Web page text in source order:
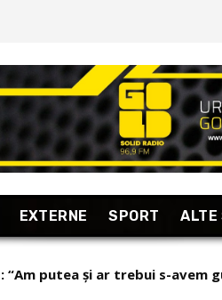
EXTERNE SPORT ALTE
“Am putea și ar trebui s-avem